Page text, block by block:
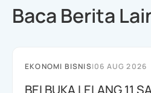
Baca Berita
EKONOMI BISNIS|06 AUG 2026
BEI BUKA LELANG 11